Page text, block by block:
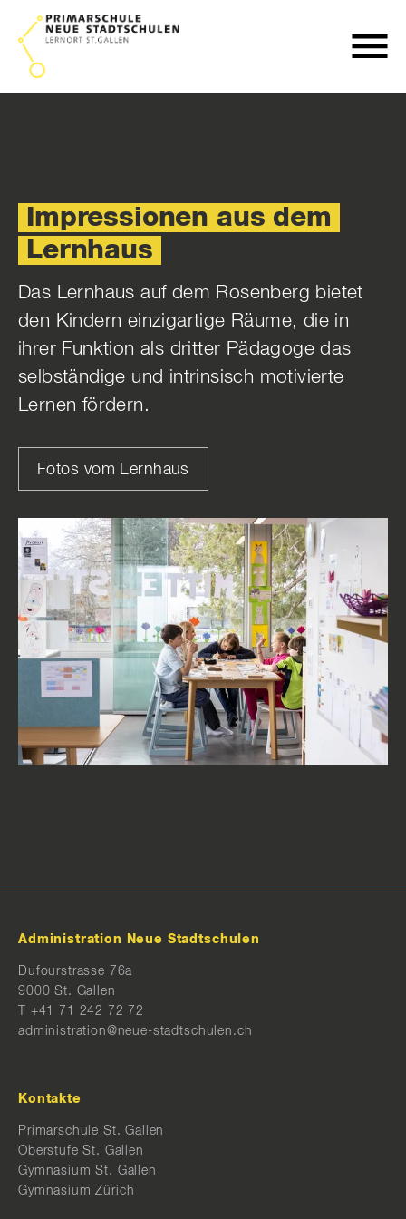
Impressionen aus dem
Lernhaus
Das Lernhaus auf dem Rosenberg bietet
den Kindern einzigartige Räume, die in
ihrer Funktion als dritter Pädagoge das
selbständige und intrinsisch motivierte
Lernen fördern.
Fotos vom Lernhaus
Administration Neue Stadtschulen
Dufourstrasse 76a
9000 St. Gallen
+41 71 242 72 72
administration@neue-stadtschulen.ch
Kontakte
Primarschule St. Gallen
Oberstufe St. Gallen
Gymnasium St. Gallen
Gymnasium Zürich